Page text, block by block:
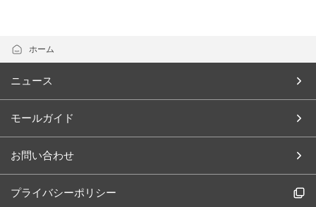
ホーム
ニュース
モールガイド
お問い合わせ
プライバシーポリシー